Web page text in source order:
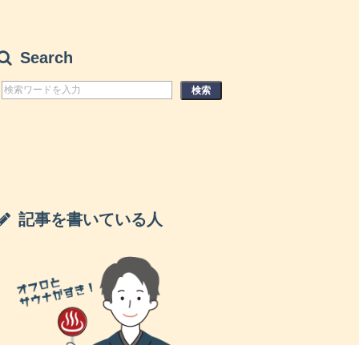
Search
記事を書いている人